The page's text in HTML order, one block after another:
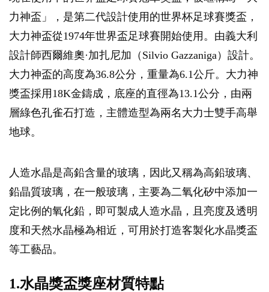
力神盃」，是第二代設計使用的世界杯足球賽獎盃，
大力神盃從1974年世界盃足球賽開始使用。由義大利
設計師西爾維奧·加扎尼加（Silvio Gazzaniga）設計。
大力神盃的高度為36.8公分，重量為6.1公斤。大力神
獎盃採用18K金鑄成，底座的直徑為13.1公分，由兩
層綠色孔雀石打造，主體造型為兩名大力士雙手高舉
地球。
人造水晶是高鉛含量的玻璃，因此又稱為高鉛玻璃、
鉛晶質玻璃，在一般玻璃，主要為二氧化矽中添加一
定比例的氧化鉛，即可製成人造水晶，且亮度及透明
度和天然水晶極為相近，可用於打造客製化水晶獎盃
等工藝品。
1.水晶獎盃獎座材質特點